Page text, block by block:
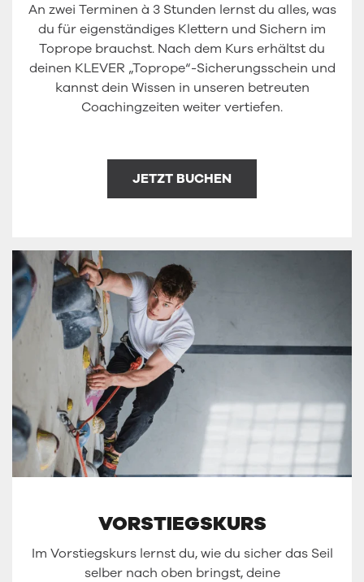
An zwei Terminen à 3 Stunden lernst du alles, was
du für eigenständiges Klettern und Sichern im
Toprope brauchst. Nach dem Kurs erhältst du
deinen KLEVER „Toprope“-Sicherungsschein und
kannst dein Wissen in unseren betreuten
Coachingzeiten weiter vertiefen.
JETZT BUCHEN
VORSTIEGSKURS
Im Vorstiegskurs lernst du, wie du sicher das Seil
selber nach oben bringst, deine